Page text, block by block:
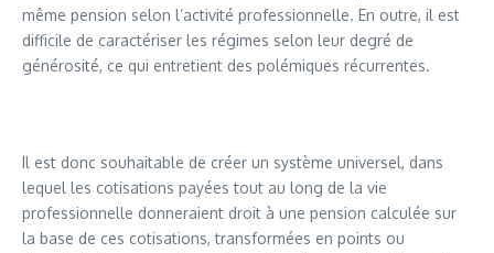
même pension selon l’activité professionnelle. En outre, il est
difficile de caractériser les régimes selon leur degré de
générosité, ce qui entretient des polémiques récurrentes.
Il est donc souhaitable de créer un système universel, dans
lequel les cotisations payées tout au long de la vie
professionnelle donneraient droit à une pension calculée sur
la base de ces cotisations, transformées en points ou